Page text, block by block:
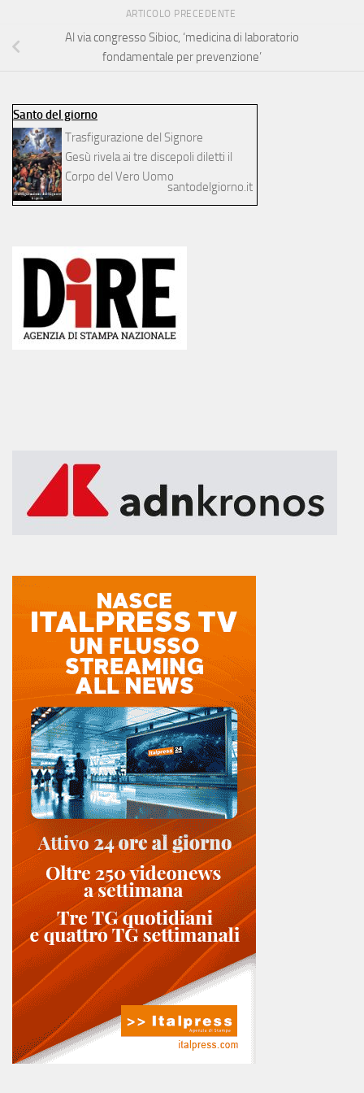
ARTICOLO PRECEDENTE
Al via congresso Sibioc, ‘medicina di laboratorio
fondamentale per prevenzione’
Santo del giorno
Trasfigurazione del Signore
Gesù rivela ai tre discepoli diletti il
Corpo del Vero Uomo
santodelgiorno.it